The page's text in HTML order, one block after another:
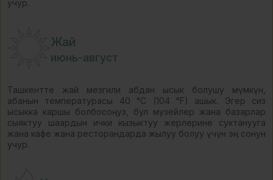
учур.
Жай
июнь-август
Ташкентте жай мезгили абдан ысык болушу мүмкүн,
абанын температурасы 40 °C (104 °F) ашык. Эгер сиз
ысыкка каршы болбосоңуз, бул музейлер жана базарлар
сыяктуу шаардын ички кызыктуу жерлерине суктанууга
жана кафе жана ресторандарда жылуу болуу үчүн эң сонун
учур.